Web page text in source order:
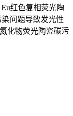
红色复相荧光陶
问题导致发光性
化物荧光陶瓷碳污